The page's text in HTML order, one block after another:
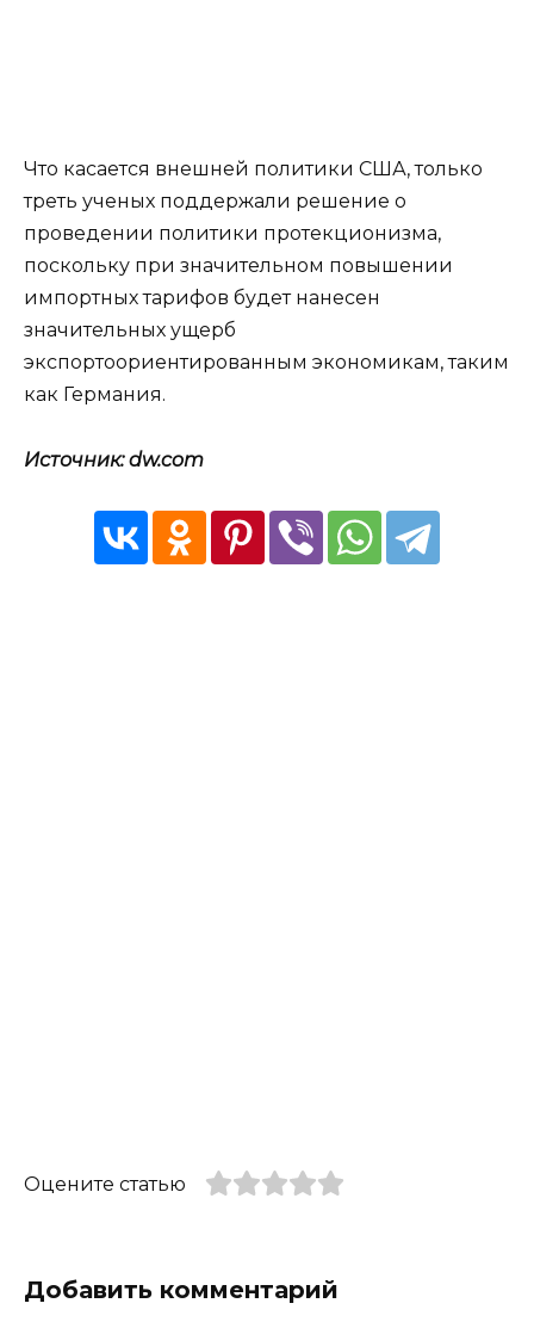
Что касается внешней политики США, только
треть ученых поддержали решение о
проведении политики протекционизма,
поскольку при значительном повышении
импортных тарифов будет нанесен
значительных ущерб
экспортоориентированным экономикам, таким
как Германия.
Источник: dw.com
Оцените статью
Добавить комментарий